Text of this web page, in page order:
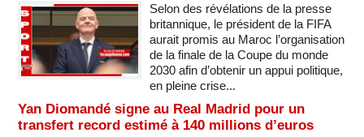
Selon des révélations de la presse
britannique, le président de la FIFA
aurait promis au Maroc l’organisation
de la finale de la Coupe du monde
2030 afin d’obtenir un appui politique,
en pleine crise...
Yan Diomandé signe au Real Madrid pour un
transfert record estimé à 140 millions d’euros